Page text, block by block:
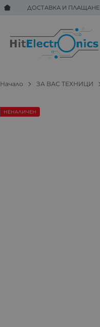
ДОСТАВКА И ПЛАЩАНЕ
Начало ЗА ВАС ТЕХНИЦИ
НЕНАЛИЧЕН